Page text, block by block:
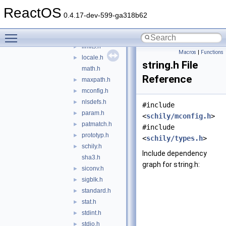
ReactOS 0.4.17-dev-599-ga318b62
inttypes.h
► limits.h
►
locale.h
math.h
► maxpath.h
► mconfig.h
► nlsdefs.h
► param.h
► patmatch.h
► prototyp.h
►
schily.h
sha3.h
► siconv.h
► sigblk.h
► standard.h
► stat.h
► stdint.h
► stdio.h
Macros | Functions
string.h File
Reference
#include
<schily/mconfig.h>
#include
<schily/types.h>
Include dependency
graph for string.h: